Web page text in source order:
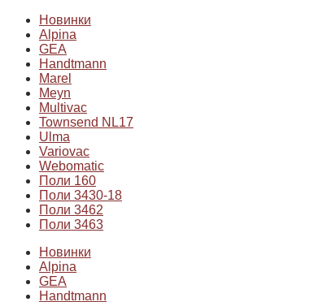
Новинки
Alpina
GEA
Handtmann
Marel
Meyn
Multivac
Townsend NL17
Ulma
Variovac
Webomatic
Поли 160
Поли 3430-18
Поли 3462
Поли 3463
Новинки
Alpina
GEA
Handtmann